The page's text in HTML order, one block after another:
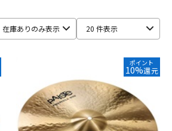
楽器アクセサ
リ
在庫ありのみ表示 20 件表示
ポイント
10%還元